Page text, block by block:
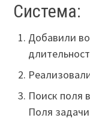
Система:
Добавили
Поиск поля
Поля